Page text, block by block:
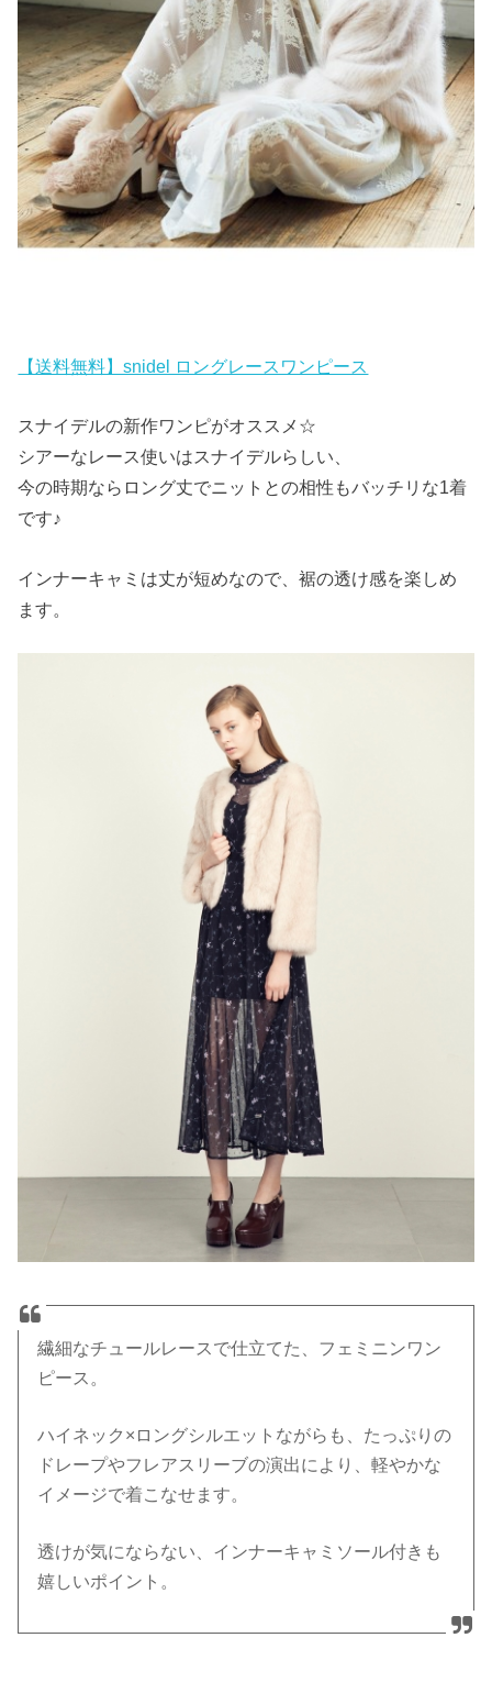
【送料無料】snidel ロングレースワンピース
スナイデルの新作ワンピがオススメ☆
シアーなレース使いはスナイデルらしい、
今の時期ならロング丈でニットとの相性もバッチリな1着
です♪
インナーキャミは丈が短めなので、裾の透け感を楽しめ
ます。
繊細なチュールレースで仕立てた、フェミニンワン
ピース。
ハイネック×ロングシルエットながらも、たっぷりの
ドレープやフレアスリーブの演出により、軽やかな
イメージで着こなせます。
透けが気にならない、インナーキャミソール付きも
嬉しいポイント。